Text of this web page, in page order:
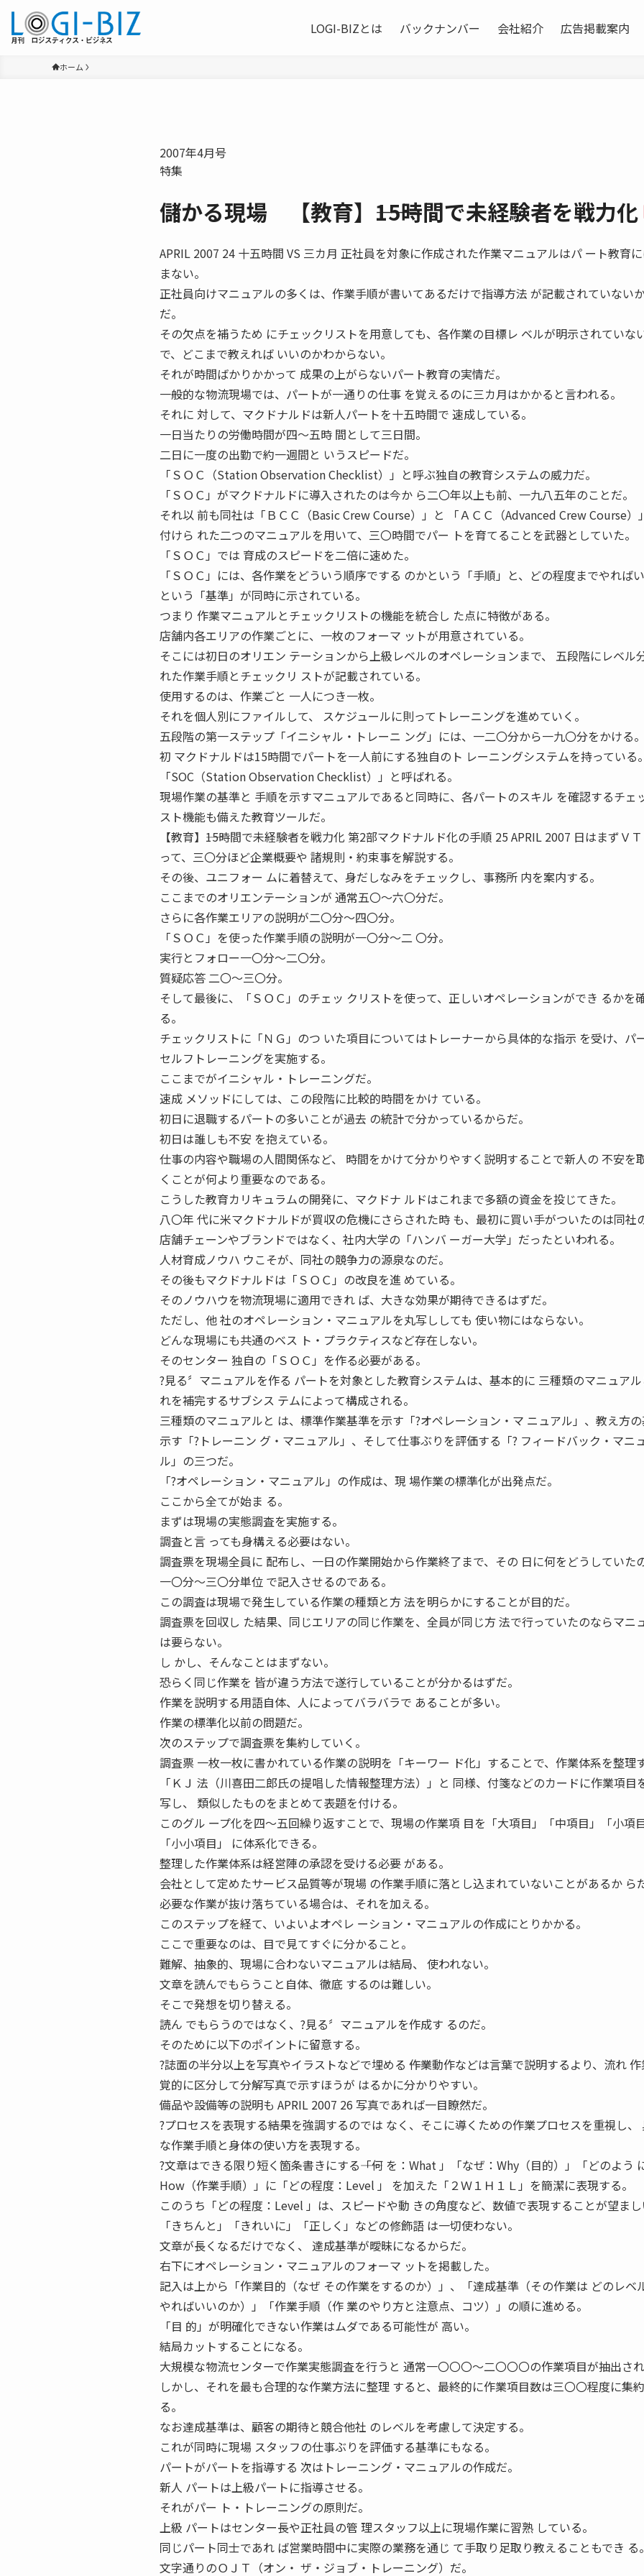
LOGI-BIZとは バックナンバー 会社紹介 広告掲載案内
ホーム
2007年4月号
特集
儲かる現場 【教育】――15時間で未経験者を戦力化
APRIL 2007 24 十五時間 VS 三カ月 正社員を対象に作成された作業マニュアルはパ ート教育
まない。
正社員向けマニュアルの多くは、作業手順が書いてあるだけで指導方法 が記載されていない
だ。
その欠点を補うため にチェックリストを用意しても、各作業の目標レ ベルが明示されていな
で、どこまで教えれば いいのかわからない。
それが時間ばかりかかって 成果の上がらないパート教育の実情だ。
一般的な物流現場では、パートが一通りの仕事 を覚えるのに三カ月はかかると言われる。
それに 対して、マクドナルドは新人パートを十五時間で 速成している。
一日当たりの労働時間が四〜五時 間として三日間。
二日に一度の出勤で約一週間と いうスピードだ。
「ＳＯＣ（Station Observation Checklist）」と呼ぶ独自の教育システムの威力だ。
「ＳＯＣ」がマクドナルドに導入されたのは今か ら二〇年以上も前、一九八五年のことだ。
それ以 前も同社は「ＢＣＣ（Basic Crew Course）」と 「ＡＣＣ（Advanced Crew Course）
付けら れた二つのマニュアルを用いて、三〇時間でパー トを育てることを武器としていた。
「ＳＯＣ」では 育成のスピードを二倍に速めた。
「ＳＯＣ」には、各作業をどういう順序でする のかという「手順」と、どの程度までやれば
という「基準」が同時に示されている。
つまり 作業マニュアルとチェックリストの機能を統合し た点に特徴がある。
店舗内各エリアの作業ごとに、一枚のフォーマ ットが用意されている。
そこには初日のオリエン テーションから上級レベルのオペレーションまで、 五段階にレベル
れた作業手順とチェックリ ストが記載されている。
使用するのは、作業ごと 一人につき一枚。
それを個人別にファイルして、 スケジュールに則ってトレーニングを進めていく。
五段階の第一ステップ「イニシャル・トレーニ ング」には、一二〇分から一九〇分をかける。
初 マクドナルドは15時間でパートを一人前にする独自のト レーニングシステムを持っている。
「SOC（Station Observation Checklist）」と呼ばれる。
現場作業の基準と 手順を示すマニュアルであると同時に、各パートのスキル を確認するチェ
スト機能も備えた教育ツールだ。
【教育】――15時間で未経験者を戦力化 第2部マクドナルド化の手順 25 APRIL 2007 日はまずＶ
って、三〇分ほど企業概要や 諸規則・約束事を解説する。
その後、ユニフォー ムに着替えて、身だしなみをチェックし、事務所 内を案内する。
ここまでのオリエンテーションが 通常五〇〜六〇分だ。
さらに各作業エリアの説明が二〇分〜四〇分。
「ＳＯＣ」を使った作業手順の説明が一〇分〜二 〇分。
実行とフォロー一〇分〜二〇分。
質疑応答 二〇〜三〇分。
そして最後に、「ＳＯＣ」のチェッ クリストを使って、正しいオペレーションができ るかを
る。
チェックリストに「ＮＧ」のつ いた項目についてはトレーナーから具体的な指示 を受け、パ
セルフトレーニングを実施する。
ここまでがイニシャル・トレーニングだ。
速成 メソッドにしては、この段階に比較的時間をかけ ている。
初日に退職するパートの多いことが過去 の統計で分かっているからだ。
初日は誰しも不安 を抱えている。
仕事の内容や職場の人間関係など、 時間をかけて分かりやすく説明することで新人の 不安を
くことが何より重要なのである。
こうした教育カリキュラムの開発に、マクドナ ルドはこれまで多額の資金を投じてきた。
八〇年 代に米マクドナルドが買収の危機にさらされた時 も、最初に買い手がついたのは同社
店舗チェーンやブランドではなく、社内大学の「ハンバ ーガー大学」だったといわれる。
人材育成ノウハ ウこそが、同社の競争力の源泉なのだ。
その後もマクドナルドは「ＳＯＣ」の改良を進 めている。
そのノウハウを物流現場に適用できれ ば、大きな効果が期待できるはずだ。
ただし、他 社のオペレーション・マニュアルを丸写ししても 使い物にはならない。
どんな現場にも共通のベス ト・プラクティスなど存在しない。
そのセンター 独自の「ＳＯＣ」を作る必要がある。
?見る〞マニュアルを作る パートを対象とした教育システムは、基本的に 三種類のマニュア
れを補完するサブシス テムによって構成される。
三種類のマニュアルと は、標準作業基準を示す「?オペレーション・マ ニュアル」、教え方
示す「?トレーニン グ・マニュアル」、そして仕事ぶりを評価する「? フィードバック・マニ
ル」の三つだ。
「?オペレーション・マニュアル」の作成は、現 場作業の標準化が出発点だ。
ここから全てが始ま る。
まずは現場の実態調査を実施する。
調査と言 っても身構える必要はない。
調査票を現場全員に 配布し、一日の作業開始から作業終了まで、その 日に何をどうしていた
一〇分〜三〇分単位 で記入させるのである。
この調査は現場で発生している作業の種類と方 法を明らかにすることが目的だ。
調査票を回収し た結果、同じエリアの同じ作業を、全員が同じ方 法で行っていたのならマニ
は要らない。
し かし、そんなことはまずない。
恐らく同じ作業を 皆が違う方法で遂行していることが分かるはずだ。
作業を説明する用語自体、人によってバラバラで あることが多い。
作業の標準化以前の問題だ。
次のステップで調査票を集約していく。
調査票 一枚一枚に書かれている作業の説明を「キーワー ド化」することで、作業体系を整理
「ＫＪ 法（川喜田二郎氏の提唱した情報整理方法）」と 同様、付箋などのカードに作業項目
写し、 類似したものをまとめて表題を付ける。
このグル ープ化を四〜五回繰り返すことで、現場の作業項 目を「大項目」「中項目」「小項目
「小小項目」 に体系化できる。
整理した作業体系は経営陣の承認を受ける必要 がある。
会社として定めたサービス品質等が現場 の作業手順に落とし込まれていないことがあるか ら
必要な作業が抜け落ちている場合は、それを加える。
このステップを経て、いよいよオペレ ーション・マニュアルの作成にとりかかる。
ここで重要なのは、目で見てすぐに分かること。
難解、抽象的、現場に合わないマニュアルは結局、 使われない。
文章を読んでもらうこと自体、徹底 するのは難しい。
そこで発想を切り替える。
読ん でもらうのではなく、?見る〞マニュアルを作成す るのだ。
そのために以下のポイントに留意する。
?誌面の半分以上を写真やイラストなどで埋める ――作業動作などは言葉で説明するより、流れ
覚的に区分して分解写真で示すほうが はるかに分かりやすい。
備品や設備等の説明も APRIL 2007 26 写真であれば一目瞭然だ。
?プロセスを表現する――結果を強調するのでは なく、そこに導くための作業プロセスを重視し、
な作業手順と身体の使い方を表現する。
?文章はできる限り短く箇条書きにする――「何 を：What 」「なぜ：Why（目的）」「どのよう
How（作業手順）」に「どの程度：Level 」 を加えた「２Ｗ１Ｈ１Ｌ」を簡潔に表現する。
このうち「どの程度：Level 」は、スピードや動 きの角度など、数値で表現することが望まし
「きちんと」「きれいに」「正しく」などの修飾語 は一切使わない。
文章が長くなるだけでなく、 達成基準が曖昧になるからだ。
右下にオペレーション・マニュアルのフォーマ ットを掲載した。
記入は上から「作業目的（なぜ その作業をするのか）」、「達成基準（その作業は どのレベ
やればいいのか）」「作業手順（作 業のやり方と注意点、コツ）」の順に進める。
「目 的」が明確化できない作業はムダである可能性が 高い。
結局カットすることになる。
大規模な物流センターで作業実態調査を行うと 通常一〇〇〇〜二〇〇〇の作業項目が抽出され
しかし、それを最も合理的な作業方法に整理 すると、最終的に作業項目数は三〇〇程度に集
る。
なお達成基準は、顧客の期待と競合他社 のレベルを考慮して決定する。
これが同時に現場 スタッフの仕事ぶりを評価する基準にもなる。
パートがパートを指導する 次はトレーニング・マニュアルの作成だ。
新人 パートは上級パートに指導させる。
それがパー ト・トレーニングの原則だ。
上級 パートはセンター長や正社員の管 理スタッフ以上に現場作業に習熟 している。
同じパート同士であれ ば営業時間中に実際の業務を通じ て手取り足取り教えることもでき る。
文字通りのＯＪＴ（オン・ ザ・ジョブ・トレーニング）だ。